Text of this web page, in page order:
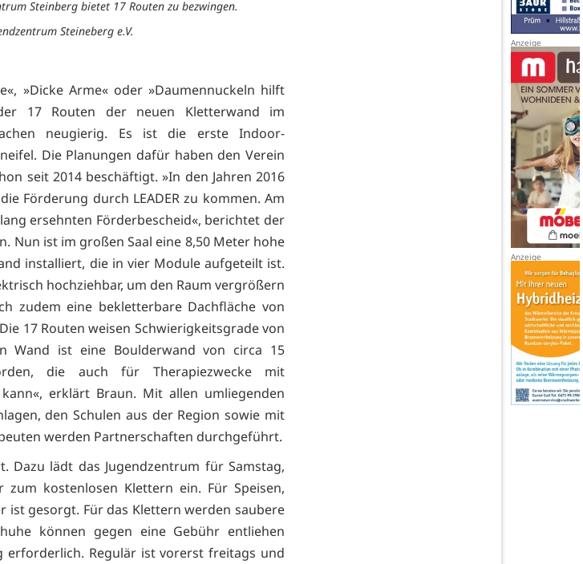
Steinberg bietet 17 Routen zu bezwingen.
Steineberg e.V.
»Dicke Arme« oder »Daumennuckeln hilft
17 Routen der neuen Kletterwand im
neugierig. Es ist die erste Indoor-
Die Planungen dafür haben den Verein
seit 2014 beschäftigt. »In den Jahren 2016
Förderung durch LEADER zu kommen. Am
ersehnten Förderbescheid«, berichtet der
Nun ist im großen Saal eine 8,50 Meter hohe
installiert, die in vier Module aufgeteilt ist.
hochziehbar, um den Raum vergrößern
zudem eine bekletterbare Dachfläche von
17 Routen weisen Schwierigkeitsgrade von
Wand ist eine Boulderwand von circa 15
die auch für Therapiezwecke mit
erklärt Braun. Mit allen umliegenden
den Schulen aus der Region sowie mit
werden Partnerschaften durchgeführt.
Dazu lädt das Jugendzentrum für Samstag,
kostenlosen Klettern ein. Für Speisen,
ist gesorgt. Für das Klettern werden saubere
können gegen eine Gebühr entliehen
erforderlich. Regulär ist vorerst freitags und